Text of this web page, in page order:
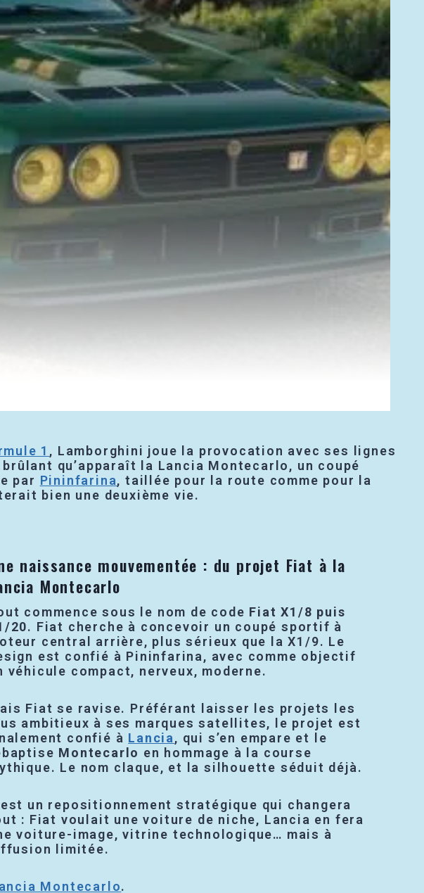
1 , Lamborghini joue la provocation avec ses lignes
qu’apparaît la Lancia Montecarlo, un coupé
par Pininfarina, taillée pour la route comme pour la
bien une deuxième vie.
naissance mouvementée : du projet Fiat à la
Montecarlo
commence sous le nom de code Fiat X1/8 puis
20. Fiat cherche à concevoir un coupé sportif à
central arrière, plus sérieux que la X1/9. Le
est confié à Pininfarina, avec comme objectif
véhicule compact, nerveux, moderne.
Fiat se ravise. Préférant laisser les projets les
ambitieux à ses marques satellites, le projet est
confié à Lancia, qui s’en empare et le
Montecarlo en hommage à la course
Le nom claque, et la silhouette séduit déjà.
un repositionnement stratégique qui changera
: Fiat voulait une voiture de niche, Lancia en fera
voiture-image, vitrine technologique… mais à
limitée.
Montecarlo.